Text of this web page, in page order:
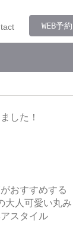
WEB予約
した！
おすすめする
大人可愛い丸み
スタイル